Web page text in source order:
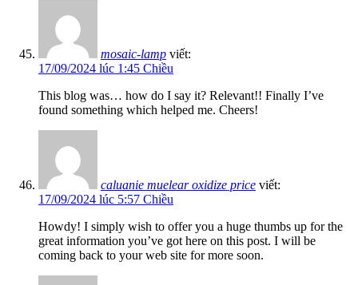
mosaic-lamp viết:
17/09/2024 lúc 1:45 Chiều
This blog was… how do I say it? Relevant!! Finally I’ve
found something which helped me. Cheers!
caluanie muelear oxidize price viết:
17/09/2024 lúc 5:57 Chiều
Howdy! I simply wish to offer you a huge thumbs up for the
great information you’ve got here on this post. I will be
coming back to your web site for more soon.